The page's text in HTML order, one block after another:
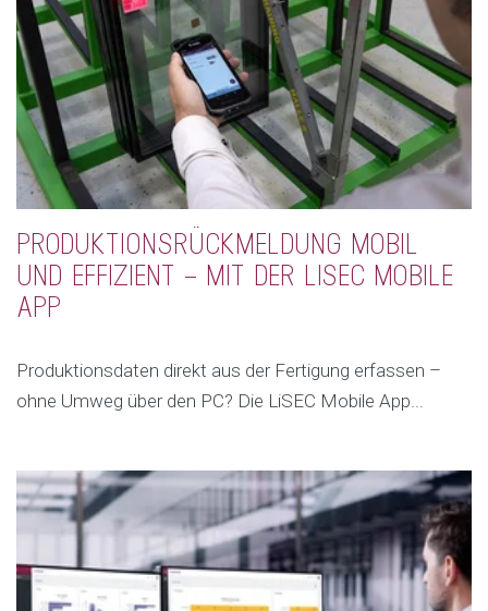
PRODUKTIONSRÜCKMELDUNG MOBIL
UND EFFIZIENT – MIT DER LISEC MOBILE
APP
Produktionsdaten direkt aus der Fertigung erfassen –
ohne Umweg über den PC? Die LiSEC Mobile App...